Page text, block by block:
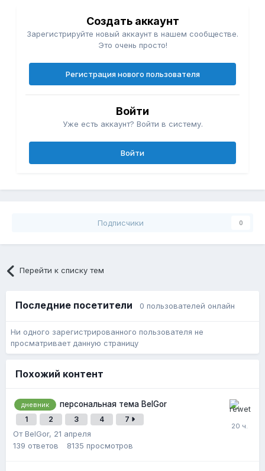
Создать аккаунт
Зарегистрируйте новый аккаунт в нашем сообществе.
Это очень просто!
Регистрация нового пользователя
Войти
Уже есть аккаунт? Войти в систему.
Войти
Подписчики 0
Перейти к списку тем
Последние посетители 0 пользователей онлайн
Ни одного зарегистрированного пользователя не
просматривает данную страницу
Похожий контент
дневник персональная тема BelGor
1 2 3 4 7
От BelGor, 21 апреля
139 ответов 8135 просмотров